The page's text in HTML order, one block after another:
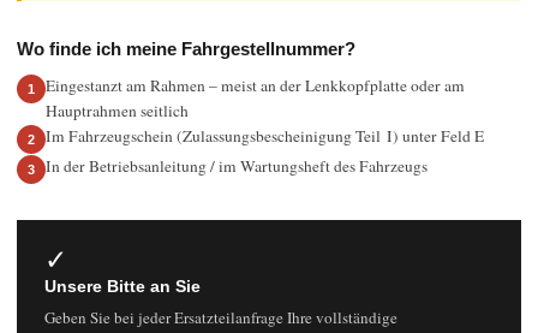
Wo finde ich meine Fahrgestellnummer?
Eingestanzt am Rahmen – meist an der Lenkkopfplatte oder am
Hauptrahmen seitlich
Im Fahrzeugschein (Zulassungsbescheinigung Teil I) unter Feld E
In der Betriebsanleitung / im Wartungsheft des Fahrzeugs
✓
Unsere Bitte an Sie
Geben Sie bei jeder Ersatzteilanfrage Ihre vollständige